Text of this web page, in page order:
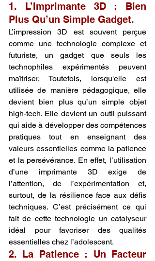
1. L’Imprimante 3D : Bien
Plus Qu’un Simple Gadget.
L’impression 3D est souvent perçue
comme une technologie complexe et
futuriste, un gadget que seuls les
technophiles expérimentés peuvent
maîtriser. Toutefois, lorsqu'elle est
utilisée de manière pédagogique, elle
devient bien plus qu’un simple objet
high-tech. Elle devient un outil puissant
qui aide à développer des compétences
pratiques tout en enseignant des
valeurs essentielles comme la patience
et la persévérance. En effet, l’utilisation
d’une imprimante 3D exige de
l’attention, de l’expérimentation et,
surtout, de la résilience face aux défis
techniques. C’est précisément ce qui
fait de cette technologie un catalyseur
idéal pour favoriser des qualités
essentielles chez l’adolescent.
2. La Patience : Un Facteur